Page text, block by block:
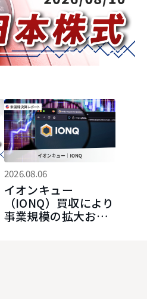
2026.08.06
イオンキュー
（IONQ）買収により
事業規模の拡大およ